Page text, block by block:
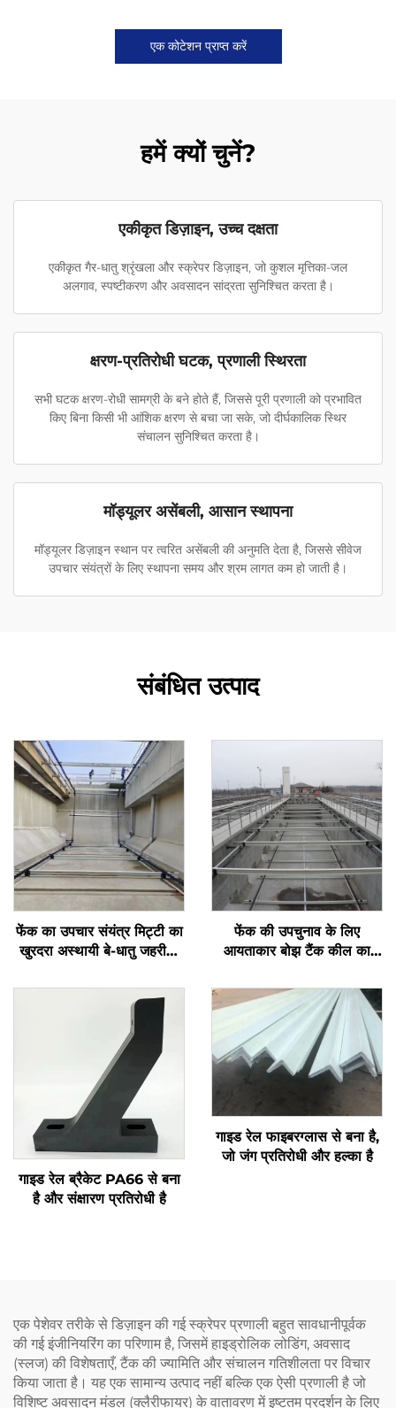
एक कोटेशन प्राप्त करें
हमें क्यों चुनें?
एकीकृत डिज़ाइन, उच्च दक्षता
एकीकृत गैर-धातु श्रृंखला और स्क्रेपर डिज़ाइन, जो कुशल मृत्तिका-जल
अलगाव, स्पष्टीकरण और अवसादन सांद्रता सुनिश्चित करता है।
क्षरण-प्रतिरोधी घटक, प्रणाली स्थिरता
सभी घटक क्षरण-रोधी सामग्री के बने होते हैं, जिससे पूरी प्रणाली को प्रभावित
किए बिना किसी भी आंशिक क्षरण से बचा जा सके, जो दीर्घकालिक स्थिर
संचालन सुनिश्चित करता है।
मॉड्यूलर असेंबली, आसान स्थापना
मॉड्यूलर डिज़ाइन स्थान पर त्वरित असेंबली की अनुमति देता है, जिससे सीवेज
उपचार संयंत्रों के लिए स्थापना समय और श्रम लागत कम हो जाती है।
संबंधित उत्पाद
फेंक का उपचार संयंत्र मिट्टी का
खुरदरा अस्थायी बे-धातु जहरीला
फेंक की उपचुनाव के लिए
आयताकार बोझ टैंक कील का
गाइड रेल ब्रैकेट PA66 से बना
है और संक्षारण प्रतिरोधी है
गाइड रेल फाइबरग्लास से बना है,
जो जंग प्रतिरोधी और हल्का है
एक पेशेवर तरीके से डिज़ाइन की गई स्क्रेपर प्रणाली बहुत सावधानीपूर्वक
की गई इंजीनियरिंग का परिणाम है, जिसमें हाइड्रोलिक लोडिंग, अवसाद
(स्लज) की विशेषताएँ, टैंक की ज्यामिति और संचालन गतिशीलता पर विचार
किया जाता है। यह एक सामान्य उत्पाद नहीं बल्कि एक ऐसी प्रणाली है जो
विशिष्ट अवसादन मंडल (क्लैरीफायर) के वातावरण में इष्टतम प्रदर्शन के लिए